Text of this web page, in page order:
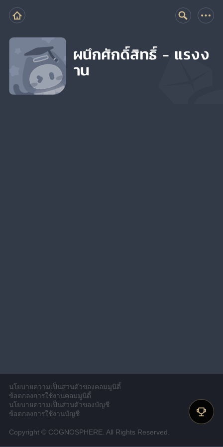
ผนึกศักดิ์สิทธิ์ - แรงง
าน
นโยบายความเป็นส่วนตัวของคอมมูนิตี้
ข้อตกลงการใช้งานคอมมูนิตี้
นโยบายความเป็นส่วนตัวของบัญชี
ข้อตกลงการใช้งานบัญชี
Copyright © COGNOSPHERE. All Rights Reserved.